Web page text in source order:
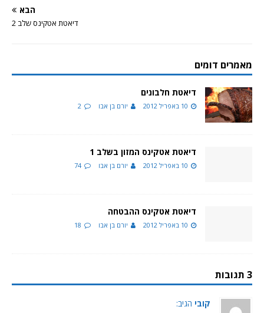
הבא
דיאטת אטקינס שלב 2
מאמרים דומים
דיאטת חלבונים
10 באפריל 2012 יורם בן אבו 2
דיאטת אטקינס המזון בשלב 1
10 באפריל 2012 יורם בן אבו 74
דיאטת אטקינס ההבטחה
10 באפריל 2012 יורם בן אבו 18
3 תגובות
קובי הגיב: